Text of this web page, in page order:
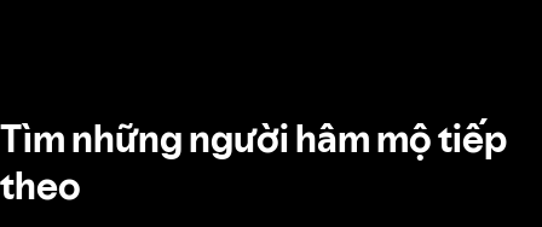
Tìm những người hâm mộ tiếp
theo